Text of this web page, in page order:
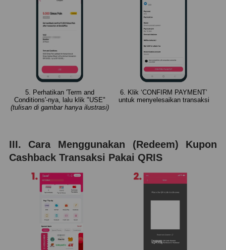
5. Perhatikan 'Term and
Conditions'-nya, lalu klik "USE"
(tulisan di gambar hanya ilustrasi)
6. Klik ‘CONFIRM PAYMENT’
untuk menyelesaikan transaksi
III. Cara Menggunakan (Redeem) Kupon
Cashback Transaksi Pakai QRIS